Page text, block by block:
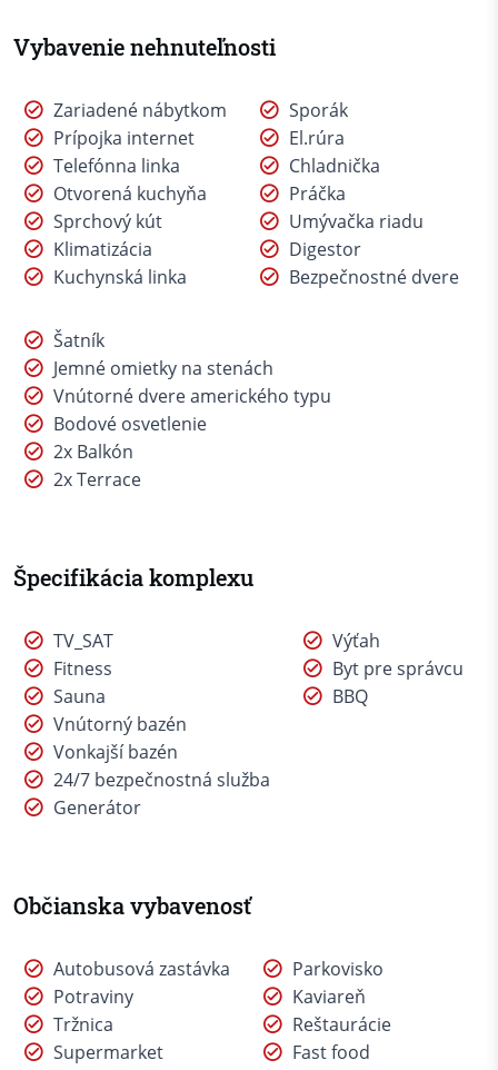
Vybavenie nehnuteľnosti
Zariadené nábytkom
Prípojka internet
Telefónna linka
Otvorená kuchyňa
Sprchový kút
Klimatizácia
Kuchynská linka
Sporák
El.rúra
Chladnička
Práčka
Umývačka riadu
Digestor
Bezpečnostné dvere
Šatník
Jemné omietky na stenách
Vnútorné dvere amerického typu
Bodové osvetlenie
2x Balkón
2x Terrace
Špecifikácia komplexu
TV_SAT
Fitness
Sauna
Vnútorný bazén
Vonkajší bazén
24/7 bezpečnostná služba
Generátor
Výťah
Byt pre správcu
BBQ
Občianska vybavenosť
Autobusová zastávka
Potraviny
Tržnica
Supermarket
Parkovisko
Kaviareň
Reštaurácie
Fast food